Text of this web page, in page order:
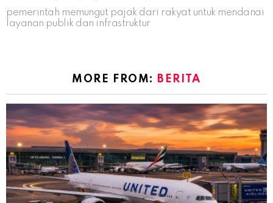
pemerintah memungut pajak dari rakyat untuk mendanai
layanan publik dan infrastruktur
MORE FROM: BERITA